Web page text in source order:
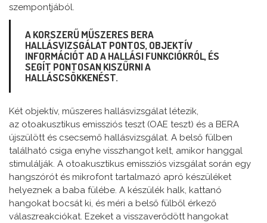
szempontjából.
A KORSZERŰ MŰSZERES BERA
HALLÁSVIZSGÁLAT PONTOS, OBJEKTÍV
INFORMÁCIÓT AD A HALLÁSI FUNKCIÓKRÓL, ÉS
SEGÍT PONTOSAN KISZŰRNI A
HALLÁSCSÖKKENÉST.
Két objektív, műszeres hallásvizsgálat létezik,
az otoakusztikus emissziós teszt (OAE teszt) és a BERA
újszülött és csecsemő hallásvizsgálat. A belső fülben
található csiga enyhe visszhangot kelt, amikor hanggal
stimulálják. A otoakusztikus emissziós vizsgálat során egy
hangszórót és mikrofont tartalmazó apró készüléket
helyeznek a baba fülébe. A készülék halk, kattanó
hangokat bocsát ki, és méri a belső fülből érkező
válaszreakciókat. Ezeket a visszaverődött hangokat